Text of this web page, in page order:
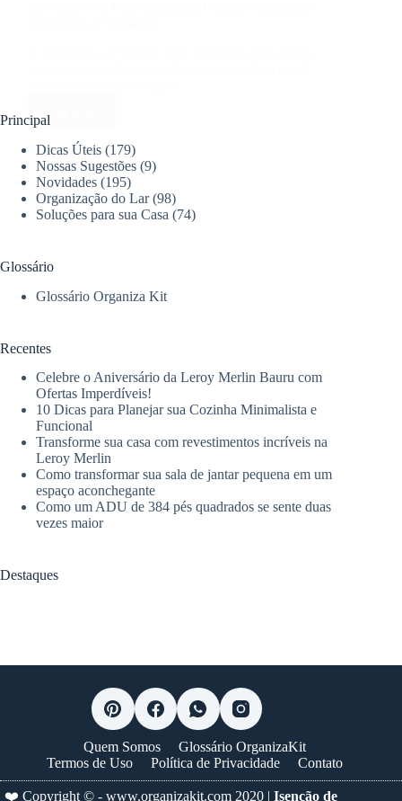
Leia mais
Tecnologia
para
Garantir
Ambientes
Higiênicos
Principal
Dicas Úteis (179)
Nossas Sugestões (9)
Novidades (195)
Organização do Lar(98)
Soluções para sua Casa (74)
Glossário
Glossário Organiza Kit
Recentes
Celebre o Aniversário da Leroy Merlin Bauru com
Ofertas Imperdíveis!
10 Dicas para Planejar sua Cozinha Minimalista e
Funcional
Transforme sua casa com revestimentos incríveis na
Leroy Merlin
Como transformar sua sala de jantar pequena em um
espaço aconchegante
Como um ADU de 384 pés quadrados se sente duas
vezes maior
Destaques
Quem Somos
Glossário OrganizaKit
Termos de Uso
Política de Privacidade Contato
❤️ Copyright © - www.organizakit.com 2020 | Isenção de